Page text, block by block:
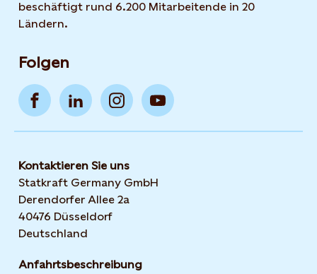
beschäftigt rund 6.200 Mitarbeitende in 20
Ländern.
Folgen
Kontaktieren Sie uns
Statkraft Germany GmbH
Derendorfer Allee 2a
40476 Düsseldorf
Deutschland
Anfahrtsbeschreibung